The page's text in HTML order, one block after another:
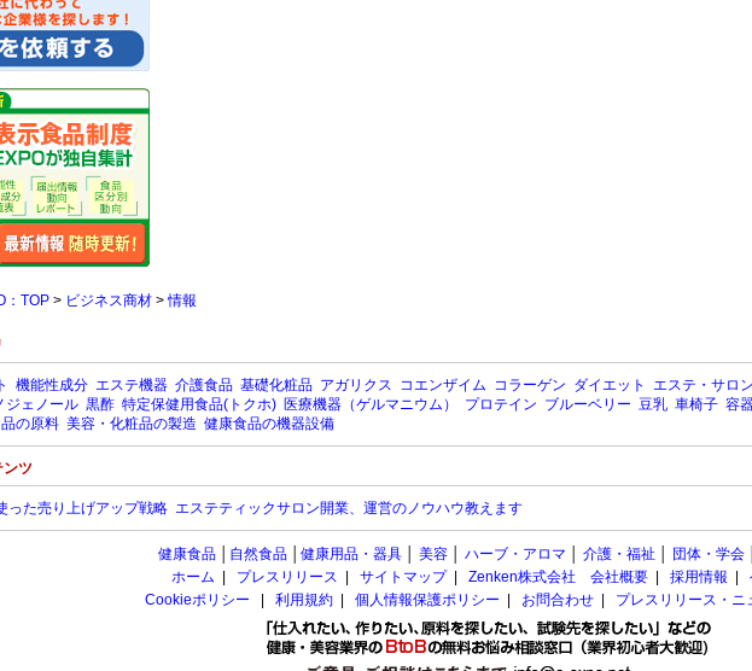
：TOP > ビジネス商材 >情報
機能性成分 エステ機器 介護食品 基礎化粧品 アガリクス コエンザイム コラーゲン ダイエット エステ・サロ
ジェノール 黒酢 特定保健用食品(トクホ) 医療機器（ゲルマニウム） プロテイン ブルーベリー 豆乳 車椅子 容
の原料 美容・化粧品の製造 健康食品の機器設備
ンツ
った売り上げアップ戦略 エステティックサロン開業、運営のノウハウ教えます
健康食品 自然食品 健康用品・器具 美容 ハーブ・アロマ 介護・福祉 団体・学会
ホーム
プレスリリース サイトマップ| Zenken株式会社 会社概要| 採用情報
Cookieポリシー
利用規約 個人情報保護ポリシー お問合わせ プレスリリース・ニ